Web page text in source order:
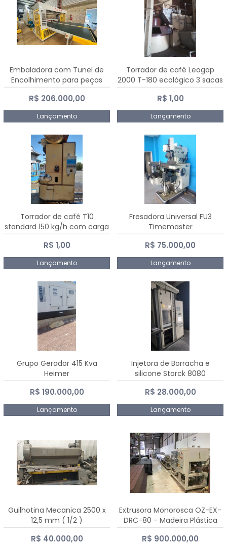
Embaladora com Tunel de
Encolhimento para peças
grandes portas janelas -
Dalmak
R$ 206.000,00
Lançamento
Torrador de café Leogap
2000 T-180 ecológico 3 sacas
de carga 540 kg/h
R$ 1,00
Lançamento
Torrador de café T10
standard 150 kg/h com carga
de 10 kg
R$ 1,00
Lançamento
Fresadora Universal FU3
Timemaster
R$ 75.000,00
Lançamento
Grupo Gerador 415 Kva
Heimer
R$ 190.000,00
Lançamento
Injetora de Borracha e
silicone Storck 8080
R$ 28.000,00
Lançamento
Guilhotina Mecanica 2500 x
12,5 mm ( 1/2 )
R$ 40.000,00
Extrusora Monorosca OZ-EX-
DRC-80 - Madeira Plástica
R$ 900.000,00